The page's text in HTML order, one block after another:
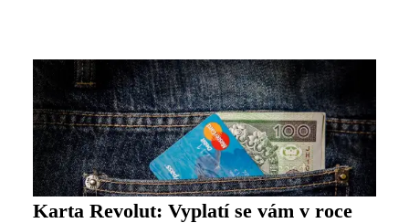
Karta Revolut: Vyplatí se vám v roce